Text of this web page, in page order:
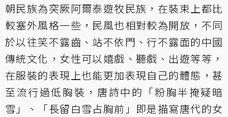
朝民族為突厥阿爾泰遊牧民族，在裝束上都比
較塞外風格一些，民風也相對較為開放，不同
於以往笑不露齒、站不依門、行不露面的中國
傳統文化，女性可以嬉戲、聽戲、出遊等等，
在服裝的表現上也能更加表現自己的體態，甚
至流行過低胸裝，唐詩中的「粉胸半掩疑暗
雪」、「長留白雪占胸前」即是描寫唐代的女